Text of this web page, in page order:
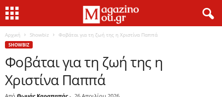
Αρχική Showbiz Φοβάται για τη ζωή της η Χριστίνα Παππά
SHOWBIZ
Φοβάται για τη ζωή της η
Χριστίνα Παππά